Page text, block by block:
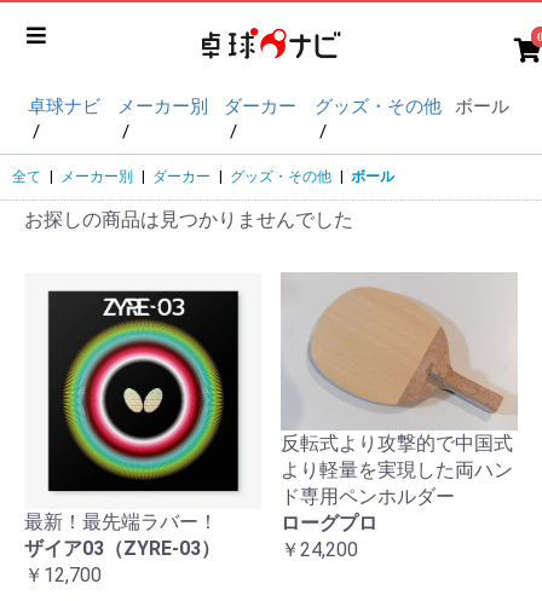
0
卓球ナビ メーカー別 ダーカー グッズ・その他 ボール
全て メーカー別 ダーカー グッズ・その他 ボール
お探しの商品は見つかりませんでした
最新！最先端ラバー！
ザイア03（ZYRE-03）
￥12,700
反転式より攻撃的で中国式
より軽量を実現した両ハン
ド専用ペンホルダー
ローグプロ
￥24,200